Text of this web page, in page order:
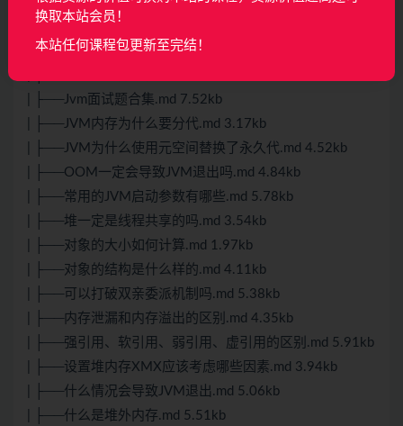
| ├──GC是任意时候都能进行的吗.md 3.71kb
| ├──Java进程占用的内存有哪些部分.md 5.37kb
| ├──Jvm面试题合集.md 7.52kb
| ├──JVM内存为什么要分代.md 3.17kb
| ├──JVM为什么使用元空间替换了永久代.md 4.52kb
| ├──OOM一定会导致JVM退出吗.md 4.84kb
| ├──常用的JVM启动参数有哪些.md 5.78kb
| ├──堆一定是线程共享的吗.md 3.54kb
| ├──对象的大小如何计算.md 1.97kb
| ├──对象的结构是什么样的.md 4.11kb
| ├──可以打破双亲委派机制吗.md 5.38kb
| ├──内存泄漏和内存溢出的区别.md 4.35kb
| ├──强引用、软引用、弱引用、虚引用的区别.md 5.91kb
| ├──设置堆内存XMX应该考虑哪些因素.md 3.94kb
| ├──什么情况会导致JVM退出.md 5.06kb
| ├──什么是堆外内存.md 5.51kb
换取本站会员！
本站任何课程包更新至完结！